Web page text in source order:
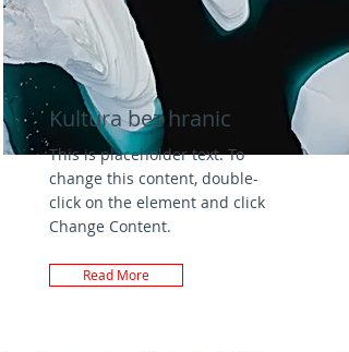
Kultura bez hranic
This is placeholder text. To
change this content, double-
click on the element and click
Change Content.
Read More